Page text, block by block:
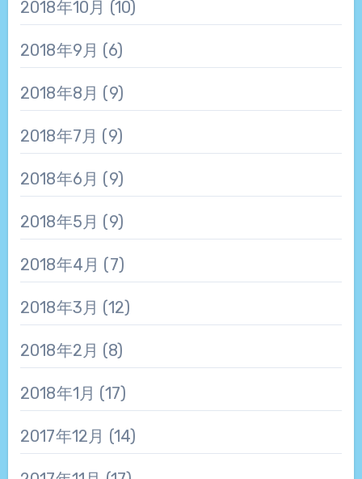
2018年10月 (10)
2018年9月 (6)
2018年8月 (9)
2018年7月 (9)
2018年6月 (9)
2018年5月 (9)
2018年4月 (7)
2018年3月 (12)
2018年2月 (8)
2018年1月 (17)
2017年12月 (14)